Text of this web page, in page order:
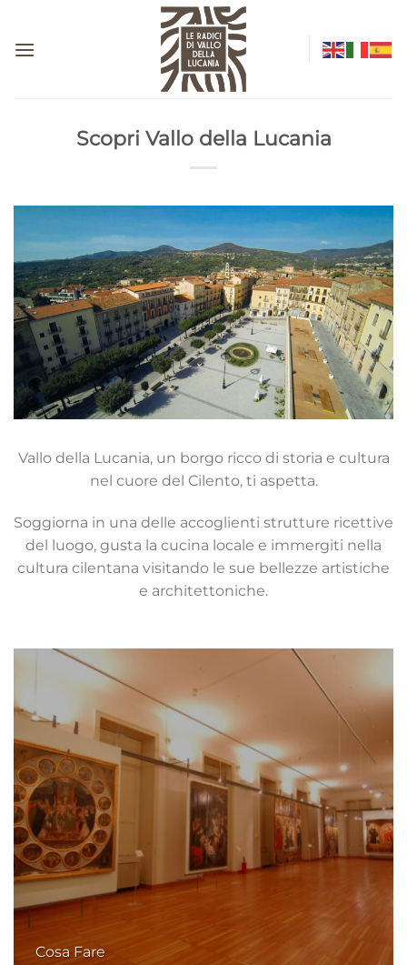
contenuti
Scopri Vallo della Lucania
Vallo della Lucania, un borgo ricco di storia e cultura
nel cuore del Cilento, ti aspetta.
Soggiorna in una delle accoglienti strutture ricettive
del luogo, gusta la cucina locale e immergiti nella
cultura cilentana visitando le sue bellezze artistiche
e architettoniche.
Cosa Fare